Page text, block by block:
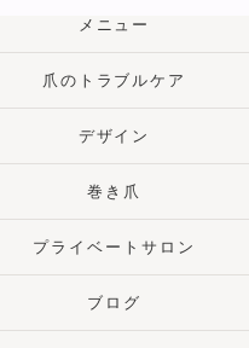
メニュー
爪のトラブルケア
デザイン
巻き爪
プライベートサロン
ブログ